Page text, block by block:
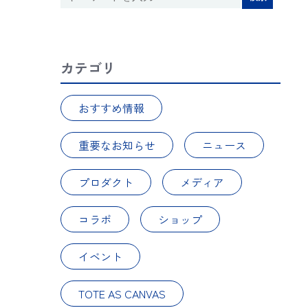
カテゴリ
おすすめ情報
重要なお知らせ ニュース
プロダクト メディア
コラボ ショップ
イベント
TOTE AS CANVAS